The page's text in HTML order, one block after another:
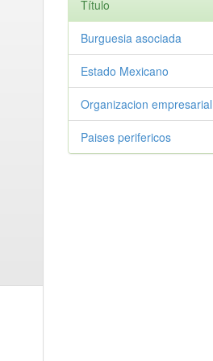
Título
Burguesia asociada
Estado Mexicano
Organizacion empresarial
Paises perifericos